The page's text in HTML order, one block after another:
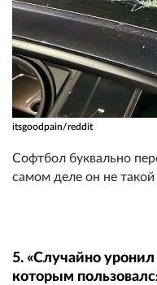
itsgoodpain/reddit
Софтбол буквально
самом деле он не
5. «Случайно
которым